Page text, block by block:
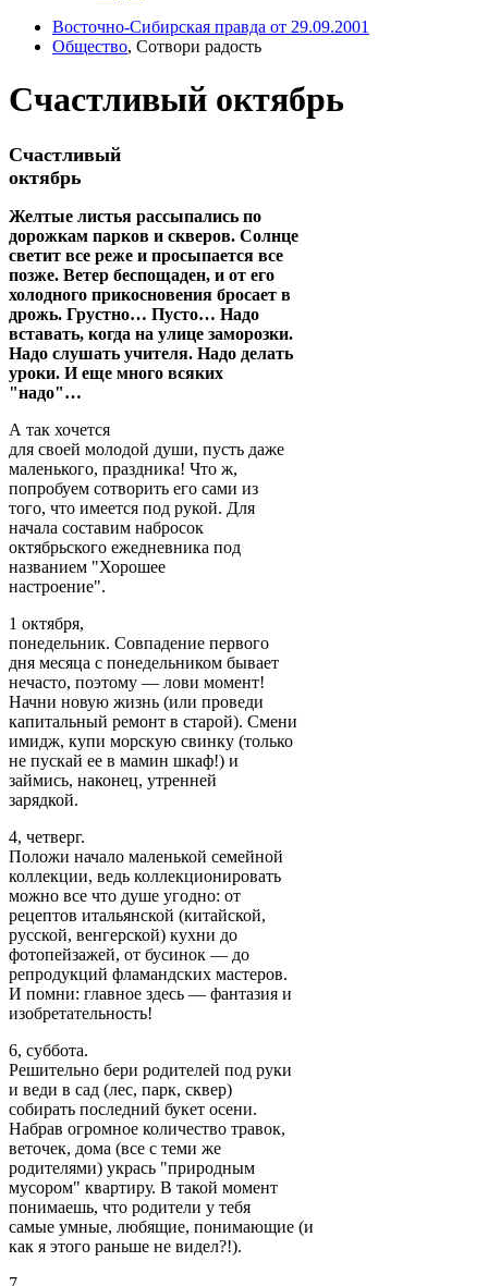
Восточно-Сибирская правда от 29.09.2001
Общество, Сотвори радость
Счастливый октябрь
Счастливый
октябрь
Желтые листья рассыпались по
дорожкам парков и скверов. Солнце
светит все реже и просыпается все
позже. Ветер беспощаден, и от его
холодного прикосновения бросает в
дрожь. Грустно… Пусто… Надо
вставать, когда на улице заморозки.
Надо слушать учителя. Надо делать
уроки. И еще много всяких
"надо"…
А так хочется
для своей молодой души, пусть даже
маленького, праздника! Что ж,
попробуем сотворить его сами из
того, что имеется под рукой. Для
начала составим набросок
октябрьского ежедневника под
названием "Хорошее
настроение".
1 октября,
понедельник. Совпадение первого
дня месяца с понедельником бывает
нечасто, поэтому — лови момент!
Начни новую жизнь (или проведи
капитальный ремонт в старой). Смени
имидж, купи морскую свинку (только
не пускай ее в мамин шкаф!) и
займись, наконец, утренней
зарядкой.
4, четверг.
Положи начало маленькой семейной
коллекции, ведь коллекционировать
можно все что душе угодно: от
рецептов итальянской (китайской,
русской, венгерской) кухни до
фотопейзажей, от бусинок — до
репродукций фламандских мастеров.
И помни: главное здесь — фантазия и
изобретательность!
6, суббота.
Решительно бери родителей под руки
и веди в сад (лес, парк, сквер)
собирать последний букет осени.
Набрав огромное количество травок,
веточек, дома (все с теми же
родителями) укрась "природным
мусором" квартиру. В такой момент
понимаешь, что родители у тебя
самые умные, любящие, понимающие (и
как я этого раньше не видел?!).